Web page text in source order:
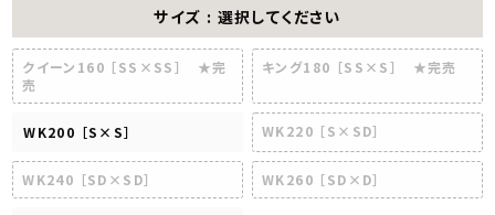
サイズ 選択してください
クイーン160 ［SS×SS］ ★完
売
キング180 ［SS×S］ ★完売
WK200 ［S×S］ WK220 ［S×SD］
WK240 ［SD×SD］ WK260 ［SD×D］